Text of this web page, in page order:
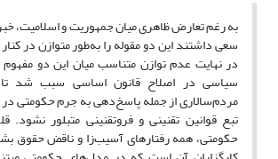
به رغم تعارض ظاهری میان جمهوریت و اسلامیت،
سعی داشتند این دو مقوله را به‌طور متوازن در
در نهایت عدم توازن متناسب میان این دو مفهوم
سیاسی در اصلاح قانون اساسی سبب شد تا
مردم‌سالاری از جمله پاسخ‌دهی به جرم حکومتی
تبع قوانین تقنینی و فرو‌تقنینی متبلور نشود.
حکومتی، همه رفتارهای آسیب‌زا و ناقض حقوق